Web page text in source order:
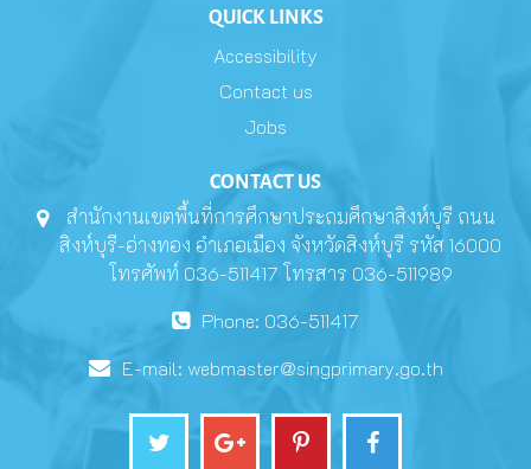
QUICK LINKS
Accessibility
Contact us
Jobs
CONTACT US
สำนักงานเขตพื้นที่การศึกษาประถมศึกษาสิงห์บุรี ถนน
สิงห์บุรี-อ่างทอง อำเภอเมือง จังหวัดสิงห์บุรี รหัส 16000
โทรศัพท์ 036-511417 โทรสาร 036-511989
Phone: 036-511417
E-mail: webmaster@singprimary.go.th